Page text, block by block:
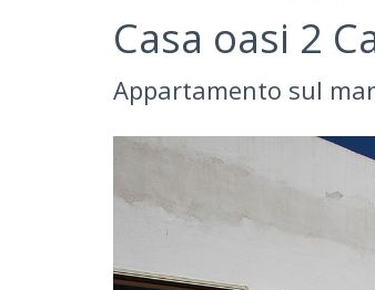
Casa oasi 2
Appartamento sul